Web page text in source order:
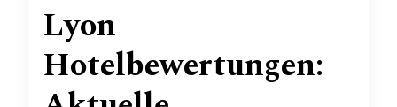
Lyon
Hotelbewertungen: